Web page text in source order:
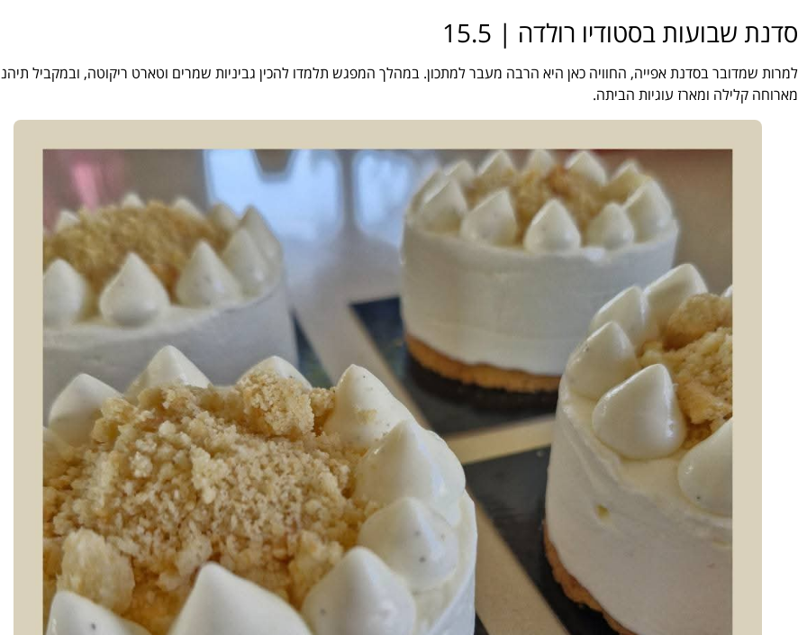
סדנת שבועות בסטודיו רולדה | 15.5
למרות שמדובר בסדנת אפייה, החוויה כאן היא הרבה מעבר למתכון. במהלך המפגש תלמדו להכין גביניות שמרים וטארט ריקוטה, ובמקביל
מארוחה קלילה ומארז עוגיות הביתה.